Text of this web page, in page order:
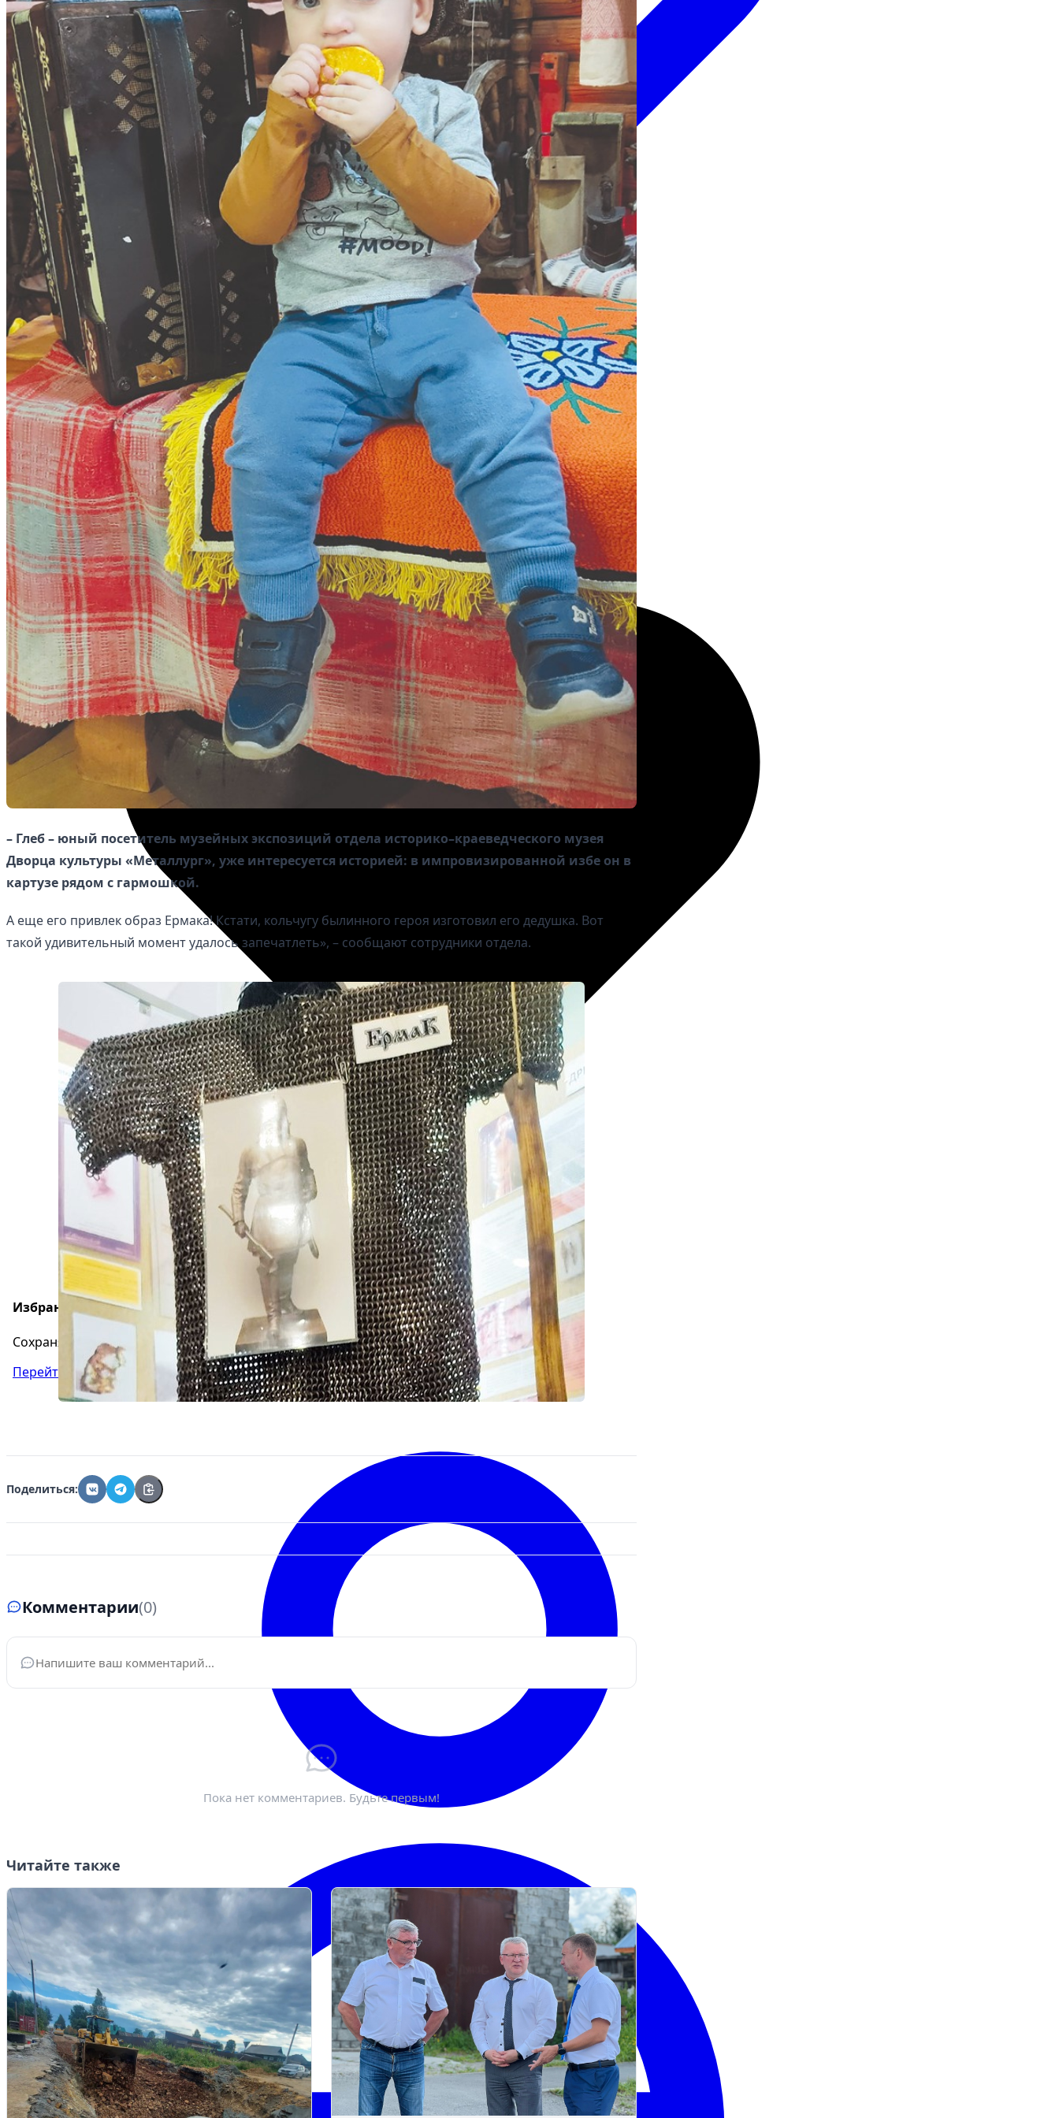
Избранное
Избранное
Сохраняйте интересные объявления, чтобы быстро вернуться к ним позже.
Перейти в избранное
– Глеб – юный посетитель музейных экспозиций отдела историко–краеведческого музея
Дворца культуры «Металлург», уже интересуется историей: в импровизированной избе он в
картузе рядом с гармошкой.
А еще его привлек образ Ермака! Кстати, кольчугу былинного героя изготовил его дедушка. Вот
такой удивительный момент удалось запечатлеть», – сообщают сотрудники отдела.
Поделиться:
Комментарии(0)
Ваше имя* Электронная почта*
Пока нет комментариев. Будьте первым!
Читайте также